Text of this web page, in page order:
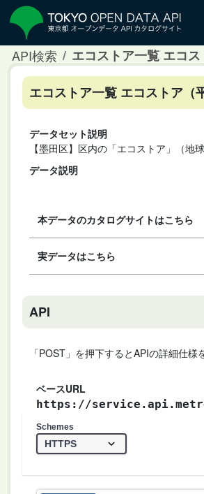
API検索 エコストア一覧 エコス
エコストア一覧 エコストア（
データセット説明
【墨田区】区内の「エコストア」（地
データ説明
本データのカタログサイトはこちら
実データはこちら
API
「POST」を押下するとAPIの詳細仕
ベースURL
https://
Schemes